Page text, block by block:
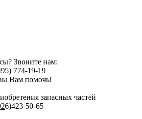
Звоните нам:
774-19-19
Вам помочь!
запасных частей
6)423-50-65